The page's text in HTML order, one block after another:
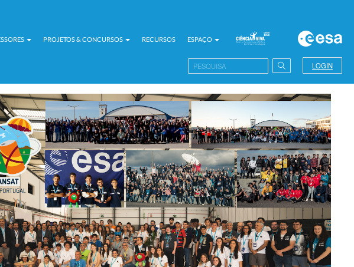
PROJETOS & CONCURSOS RECURSOS ESPAÇO
LOGIN